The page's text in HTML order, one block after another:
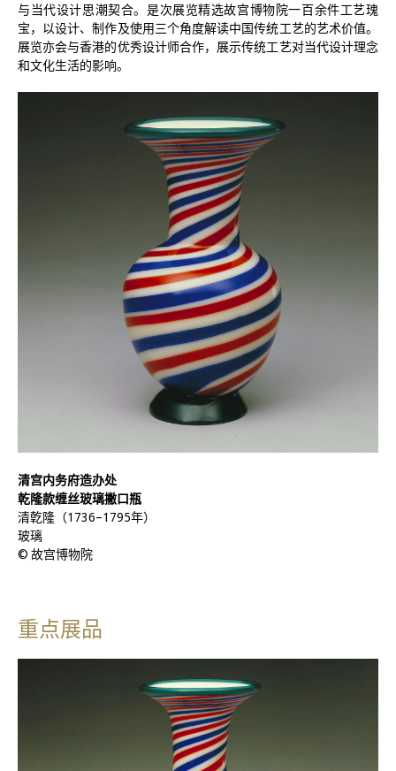
与当代设计思潮契合。是次展览精选故宫博物院一百余件工艺瑰
宝，以设计、制作及使用三个角度解读中国传统工艺的艺术价值。
展览亦会与香港的优秀设计师合作，展示传统工艺对当代设计理念
和文化生活的影响。
清宫内务府造办处
乾隆款缠丝玻璃撇口瓶
清亁隆（1736–1795年）
玻璃
© 故宫博物院
重点展品